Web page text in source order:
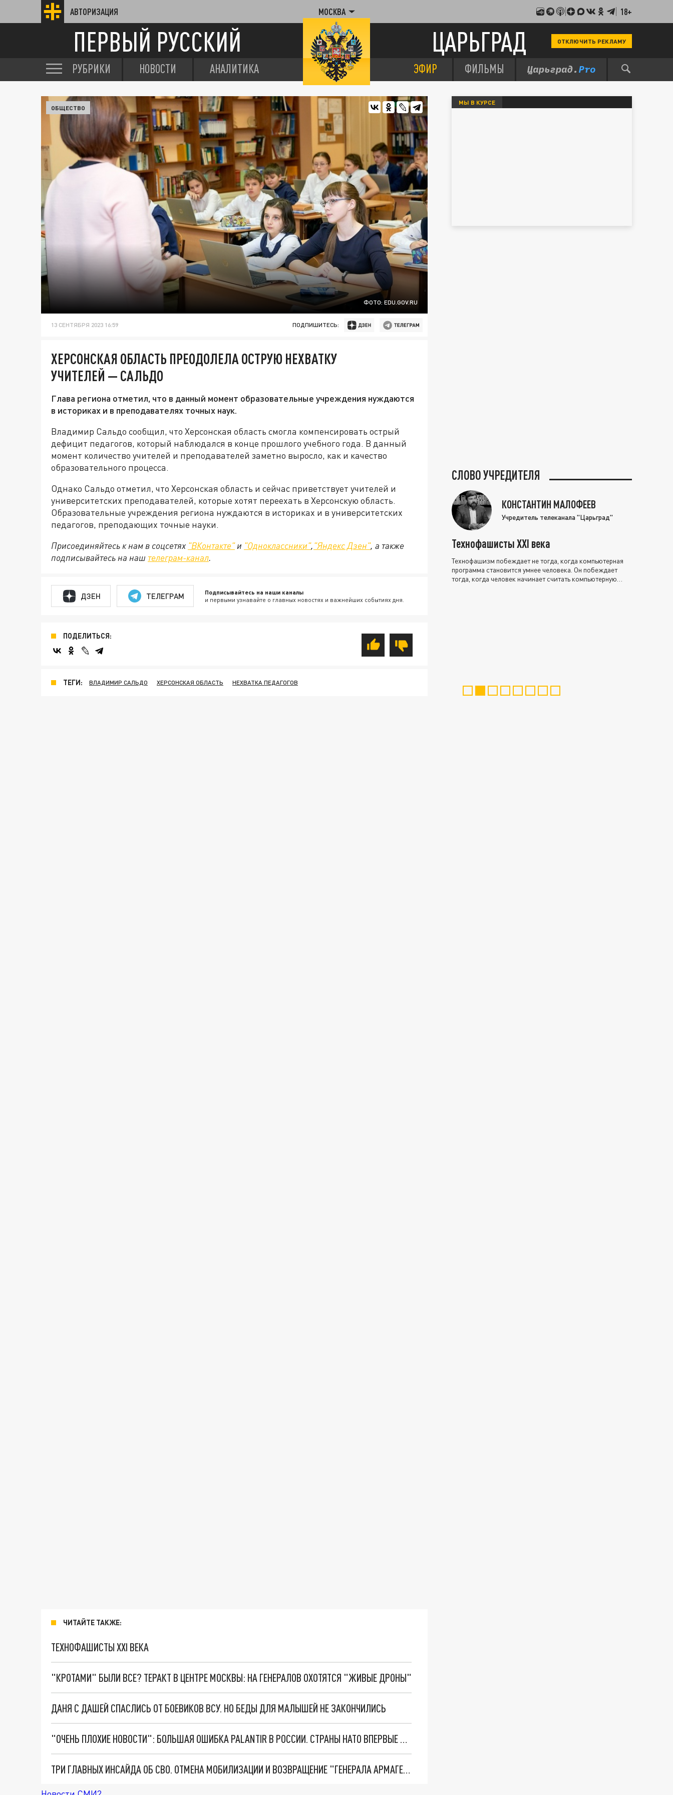
АВТОРИЗАЦИЯ МОСКВА 18+
ПЕРВЫЙ РУССКИЙ ЦАРЬГРАД ОТКЛЮЧИТЬ РЕКЛАМУ
РУБРИКИ НОВОСТИ АНАЛИТИКА ЭФИР ФИЛЬМЫ
ФОТО: EDU.GOV.RU
ОБЩЕСТВО
13 СЕНТЯБРЯ 2023 16:59 ПОДПИШИТЕСЬ:
ХЕРСОНСКАЯ ОБЛАСТЬ ПРЕОДОЛЕЛА ОСТРУЮ НЕХВАТКУ
УЧИТЕЛЕЙ — САЛЬДО
Глава региона отметил, что в данный момент образовательные учреждения нуждаются
в историках и в преподавателях точных наук.
Владимир Сальдо сообщил, что Херсонская область смогла компенсировать острый
дефицит педагогов, который наблюдался в конце прошлого учебного года. В данный
момент количество учителей и преподавателей заметно выросло, как и качество
образовательного процесса.
Однако Сальдо отметил, что Херсонская область и сейчас приветствует учителей и
университетских преподавателей, которые хотят переехать в Херсонскую область.
Образовательные учреждения региона нуждаются в историках и в университетских
педагогов, преподающих точные науки.
Присоединяйтесь к нам в соцсетях "ВКонтакте"и "Одноклассники","Яндекс Дзен", а также
подписывайтесь на наш телеграм-канал.
ДЗЕН ТЕЛЕГРАМ Подписывайтесь на наши каналы
и первыми узнавайте о главных новостях и важнейших событиях дня.
ПОДЕЛИТЬСЯ:
ТЕГИ: ВЛАДИМИР САЛЬДО ХЕРСОНСКАЯ ОБЛАСТЬ НЕХВАТКА ПЕДАГОГОВ
ЧИТАЙТЕ ТАКЖЕ:
ТЕХНОФАШИСТЫ XXI ВЕКА
"КРОТАМИ" БЫЛИ ВСЕ? ТЕРАКТ В ЦЕНТРЕ МОСКВЫ: НА ГЕНЕРАЛОВ ОХОТЯТСЯ "ЖИВЫЕ ДРОНЫ"
ДАНЯ С ДАШЕЙ СПАСЛИСЬ ОТ БОЕВИКОВ ВСУ. НО БЕДЫ ДЛЯ МАЛЫШЕЙ НЕ ЗАКОНЧИЛИСЬ
"ОЧЕНЬ ПЛОХИЕ НОВОСТИ": БОЛЬШАЯ ОШИБКА PALANTIR В РОССИИ. СТРАНЫ НАТО ВПЕРВЫЕ ЗА СВО ОСТАНОВИЛИ ПОСТАВКИ ОРУЖИЯ. ВСУ ТЕРЯЮТ ПРИГРАНИЧЬЕ?
ТРИ ГЛАВНЫХ ИНСАЙДА ОБ СВО. ОТМЕНА МОБИЛИЗАЦИИ И ВОЗВРАЩЕНИЕ "ГЕНЕРАЛА АРМАГЕДДОНА"? ОТЛИЧНЫЕ НОВОСТИ, КОТОРЫЕ ЖДАЛИ ВСЕ
МЫ В КУРСЕ
СЛОВО УЧРЕДИТЕЛЯ
КОНСТАНТИН МАЛОФЕЕВ
Учредитель телеканала "Царьград"
Технофашисты XXI века
Технофашизм побеждает не тогда, когда компьютерная
программа становится умнее человека. Он побеждает
тогда, когда человек начинает считать компьютерную